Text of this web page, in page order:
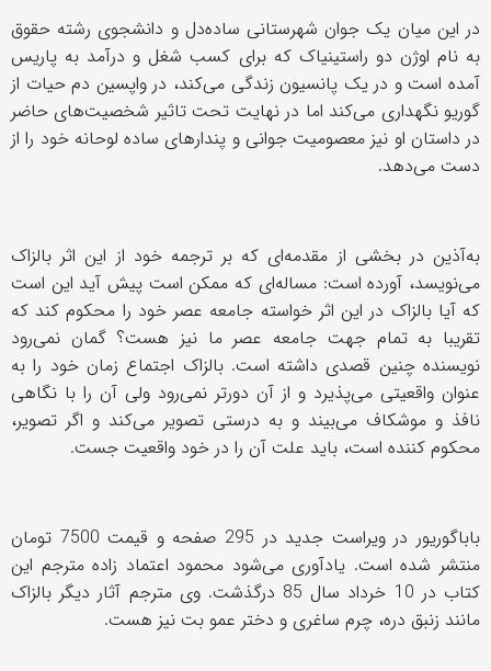
در این میان یک جوان شهرستانی ساده‌دل و دانشجوی رشته حقوق
به نام اوژن دو راستینیاک که برای کسب شغل و درآمد به پاریس
آمده است و در یک پانسیون زندگی می‌کند، در واپسین دم حیات از
گوریو نگهداری می‌کند اما در نهایت تحت تاثیر شخصیت‌های حاضر
در داستان او نیز معصومیت جوانی و پندارهای ساده لوحانه خود را از
دست می‌دهد.
به‌آذین در بخشی از مقدمه‌ای که بر ترجمه خود از این اثر بالزاک
می‌نویسد، آورده است: مساله‌ای که ممکن است پیش آید این است
که آیا بالزاک در این اثر خواسته جامعه عصر خود را محکوم کند که
تقریبا به تمام جهت جامعه عصر ما نیز هست؟ گمان نمی‌رود
نویسنده چنین قصدی داشته است. بالزاک اجتماع زمان خود را به
عنوان واقعیتی می‌پذیرد و از آن دورتر نمی‌رود ولی آن را با نگاهی
نافذ و موشکاف می‌بیند و به درستی تصویر می‌کند و اگر تصویر،
محکوم کننده است، باید علت آن را در خود واقعیت جست.
باباگوریور در ویراست جدید در 295 صفحه و قیمت 7500 تومان
منتشر شده است. یادآوری می‌شود محمود اعتماد زاده مترجم این
کتاب در 10 خرداد سال 85 درگذشت. وی مترجم آثار دیگر بالزاک
مانند زنبق دره، چرم ساغری و دختر عمو بت نیز هست.